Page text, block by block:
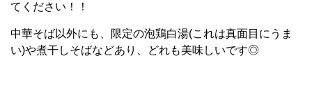
てください！！
中華そば以外にも、限定の泡鶏白湯(これは真面目にうま
い)や煮干しそばなどあり、どれも美味しいです◎